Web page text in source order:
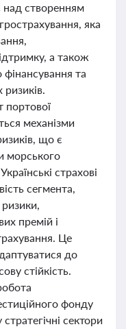
над створенням
яка
а також
та
портової
механізми
що є
морського
страхові
сегмента,
премій і
Це
до
стійкість.
фонду
сектори